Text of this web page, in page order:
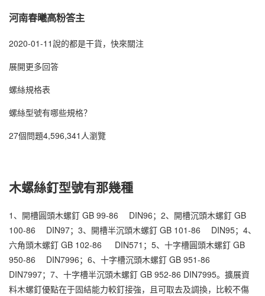
河南春曦高粉答主
2020-01-11說的都是干貨，快來關注
展開更多回答
螺絲規格表
螺絲型號有哪些規格？
27個問題4,596,341人瀏覽
木螺絲釘型號有那幾種
1、開槽圓頭木螺釘 GB 99-86 DIN96；2、開槽沉頭木螺釘 GB
100-86 DIN97；3、開槽半沉頭木螺釘 GB 101-86 DIN95；4、
六角頭木螺釘 GB 102-86 DIN571；5、十字槽圓頭木螺釘 GB
950-86 DIN7996；6、十字槽沉頭木螺釘 GB 951-86
DIN7997；7、十字槽半沉頭木螺釘 GB 952-86 DIN7995。擴展資
料木螺釘優點在于固結能力較釘接強，且可取去及調換，比較不傷